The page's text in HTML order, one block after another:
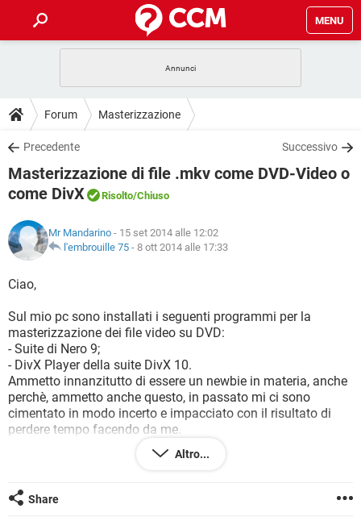
MENU
INTRATTENIMENTO ANDROID
iOS
INSTAGRAM WHATSAPP
TIKTOK
HARDWARE
GUIDE
COVID-19
iOS
TIKTOK FACEBOOK
DOWNLOAD
COVID-19 GAMING
INTRATTENIMENTO
iOS WINDOWS 10
INSTAGRAM
TIKTOK
HARDWARE
INTRATTENIMENTO ANDROID
TIKTOK FACEBOOK
HARDWARE
GLOSSARIO
COVID-19
INTRATTENIMENTO
iOS WINDOWS 10
INSTAGRAM WHATSAPP
TIKTOK
HARDWARE
Forum Masterizzazione
Precedente Successivo
Masterizzazione di file .mkv come DVD-Video o
come DivX
Risolto/Chiuso
Mr Mandarino - 15 set 2014 alle 12:02
l'embrouille 75 - 8 ott 2014 alle 17:33
Ciao,
Sul mio pc sono installati i seguenti programmi per la
masterizzazione dei file video su DVD:
- Suite di Nero 9;
- DivX Player della suite DivX 10.
Ammetto innanzitutto di essere un newbie in materia, anche
perchè, ammetto anche questo, in passato mi ci sono
cimentato in modo incerto e impacciato con il risultato di
perdere tempo facendo da me.
Vorrei suggerimenti pratici su come masterizzare su DVD i
file di formato mkv, possibilmente come DVD-Video. Vi
Grazie anticipate per i vostri suggerimenti.
Altro...
Share